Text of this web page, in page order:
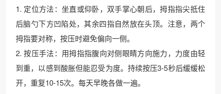
1. 定位方法：坐直或仰卧，双手掌心朝后，拇指指尖抵住
后脑勺下方凹陷处，其余四指自然放在头顶。注意，两个
拇指要对称，按压时避免偏向一侧。
2. 按压手法：用拇指指腹向对侧眼睛方向施力，力度由轻
到重，以感到酸胀但能忍受为度。持续按压3-5秒后缓缓松
开，重复10-15次。每天早晚各做一遍。